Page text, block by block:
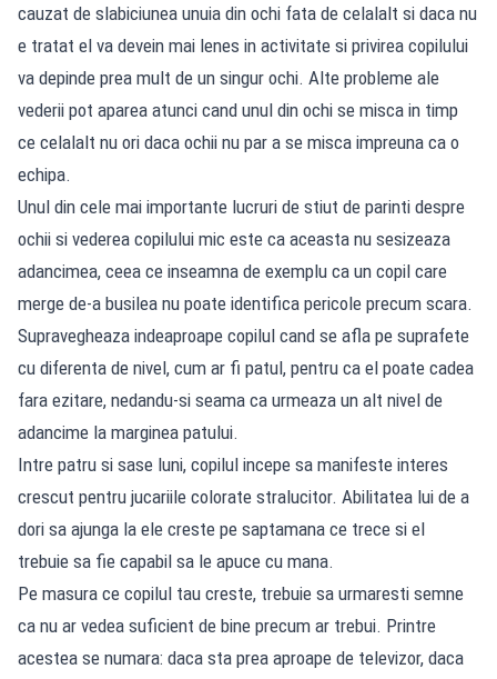
cauzat de slabiciunea unuia din ochi fata de celalalt si daca nu
e tratat el va devein mai lenes in activitate si privirea copilului
va depinde prea mult de un singur ochi. Alte probleme ale
vederii pot aparea atunci cand unul din ochi se misca in timp
ce celalalt nu ori daca ochii nu par a se misca impreuna ca o
echipa.
Unul din cele mai importante lucruri de stiut de parinti despre
ochii si vederea copilului mic este ca aceasta nu sesizeaza
adancimea, ceea ce inseamna de exemplu ca un copil care
merge de-a busilea nu poate identifica pericole precum scara.
Supravegheaza indeaproape copilul cand se afla pe suprafete
cu diferenta de nivel, cum ar fi patul, pentru ca el poate cadea
fara ezitare, nedandu-si seama ca urmeaza un alt nivel de
adancime la marginea patului.
Intre patru si sase luni, copilul incepe sa manifeste interes
crescut pentru jucariile colorate stralucitor. Abilitatea lui de a
dori sa ajunga la ele creste pe saptamana ce trece si el
trebuie sa fie capabil sa le apuce cu mana.
Pe masura ce copilul tau creste, trebuie sa urmaresti semne
ca nu ar vedea suficient de bine precum ar trebui. Printre
acestea se numara: daca sta prea aproape de televizor, daca